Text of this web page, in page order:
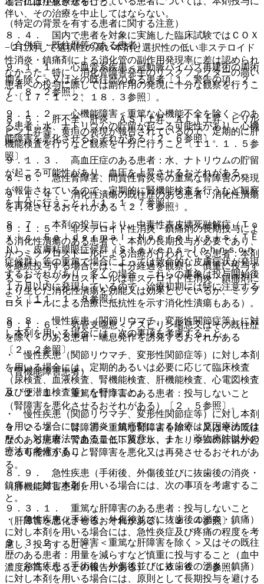
（特定の背景を有する患者に関する注意）
（合併症・既往歴等のある患者）
９．１．１． 心血管系疾患＜冠動脈バイパス再建術の周術
期を除く＞又はその既往歴のある患者〔１．警告の項、２．
７、８．２参照〕。
９．１．２． 心機能障害＜重篤な心機能不全を除く＞のあ
る患者：水、ナトリウムの貯留が起こる可能性があり、心機
能障害を悪化させるおそれがある〔２．６参照〕。
９．１．３． 高血圧症のある患者：水、ナトリウムの貯留
が起こる可能性があり、血圧を上昇させるおそれがある。
９．１．４． 消化性潰瘍の既往歴のある患者：消化性潰瘍
を再発させるおそれがある〔２．３参照〕。
９．１．５． 非ステロイド性消炎・鎮痛剤の長期投与によ
る消化性潰瘍のある患者で、本剤の長期投与が必要であり、
かつミソプロストールによる治療が行われている患者：本剤
を継続投与する場合には、十分経過を観察し、慎重に投与す
ること（ミソプロストールは非ステロイド性消炎・鎮痛剤に
より生じた消化性潰瘍を効能又は効果としているが、ミソプ
ロストールによる治療に抵抗性を示す消化性潰瘍もある）。
９．１．６． 気管支喘息＜アスピリン喘息又はその既往歴
を除く＞のある患者：喘息発作を誘発するおそれがある
〔２．２参照〕。
（腎機能障害患者）
９．２．１． 重篤な腎障害のある患者：投与しないこと
（腎障害を悪化させるおそれがある）〔２．５参照〕。
９．２．２． 腎障害＜重篤な腎障害を除く＞又はその既往
歴のある患者：腎血流量低下及び水、ナトリウムの貯留が起
こる可能性があり、腎障害を悪化又は再発させるおそれがあ
る。
（肝機能障害患者）
９．３．１． 重篤な肝障害のある患者：投与しないこと
（肝障害を悪化させるおそれがある）〔２．４参照〕。
９．３．２． 肝障害＜重篤な肝障害を除く＞又はその既往
歴のある患者：用量を減らすなど慎重に投与すること（血中
濃度が高くなるとの報告がある）〔１６．６．２参照〕。
伴い、その治療を中止してはならない。
８．４． 国内で患者を対象に実施した臨床試験ではＣＯＸ
−２に対して選択性の高い本剤と選択性の低い非ステロイド
性消炎・鎮痛剤による消化管の副作用発現率に差は認められ
なかった。特に、消化管障害発生のリスクファクターの高い
患者への投与に際しては副作用の発現に十分な観察を行うこ
と〔１７．１．２、１８．３参照〕。
８．５． 肝不全、肝炎、ＡＳＴ上昇、ＡＬＴ上昇、ビリル
ビン上昇等、黄疸の発現が報告されているので、定期的に肝
機能検査を行うなど観察を十分に行うこと〔１１．１．５参
照〕。
８．６． 急性腎障害、間質性腎炎等の重篤な腎障害の発現
が報告されているので、定期的に腎機能検査を行うなど観察
を十分に行うこと〔１１．１．７参照〕。
８．７． 本剤の投与により、中毒性表皮壊死融解症（Ｔｏ
ｘｉｃ Ｅｐｉｄｅｒｍａｌ Ｎｅｃｒｏｌｙｓｉｓ：ＴＥ
Ｎ）、皮膚粘膜眼症候群（Ｓｔｅｖｅｎｓ−Ｊｏｈｎｓｏｎ
症候群）等の重篤で場合によっては致命的な皮膚症状が発現
するおそれがあり、多くの場合、これらの事象は投与開始後
１カ月以内に発現しているので、治療初期には特に注意する
こと〔１１．１．８参照〕。
８．８． 慢性疾患（関節リウマチ、変形性関節症等）に対
し本剤を用いる場合には、次の事項を考慮すること。
・ 慢性疾患（関節リウマチ、変形性関節症等）に対し本剤
を用いる場合には、定期的あるいは必要に応じて臨床検査
（尿検査、血液検査、腎機能検査、肝機能検査、心電図検査
及び便潜血検査等）を行うこと。
・ 慢性疾患（関節リウマチ、変形性関節症等）に対し本剤
を用いる場合には、消炎・鎮痛剤による治療は原因療法では
なく、対症療法であることに留意し、また、薬物療法以外の
療法も考慮すること。
８．９． 急性疾患（手術後、外傷後並びに抜歯後の消炎・
鎮痛）に対し本剤を用いる場合には、次の事項を考慮するこ
と。
・ 急性疾患（手術後・外傷後並びに抜歯後の消炎・鎮痛）
に対し本剤を用いる場合には、急性炎症及び疼痛の程度を考
慮し、投与すること。
・ 急性疾患（手術後・外傷後並びに抜歯後の消炎・鎮痛）
に対し本剤を用いる場合には、原則として長期投与を避ける